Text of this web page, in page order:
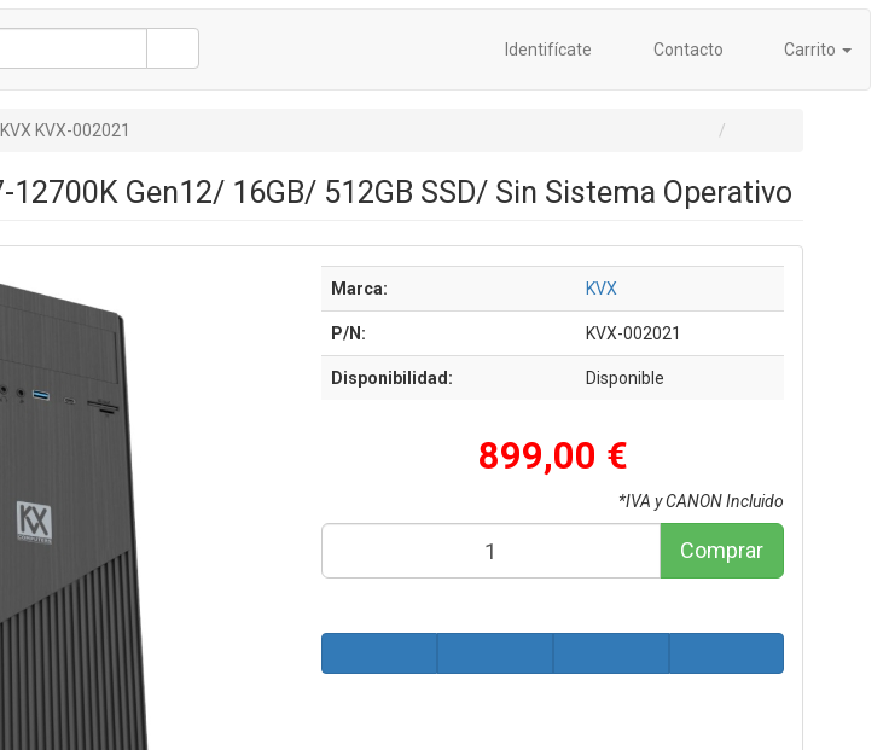
Identifícate Contacto Carrito
KVX KVX-002021
12700K Gen12/ 16GB/ 512GB SSD/ Sin Sistema Operativo
Marca: KVX
P/N: KVX-002021
Disponibilidad: Disponible
899,00 €
*IVA y CANON Incluido
Comprar